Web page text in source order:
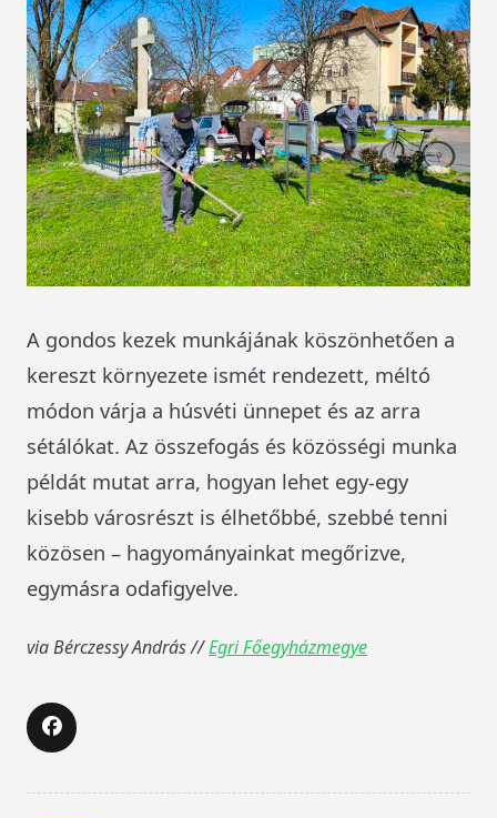
A gondos kezek munkájának köszönhetően a
kereszt környezete ismét rendezett, méltó
módon várja a húsvéti ünnepet és az arra
sétálókat. Az összefogás és közösségi munka
példát mutat arra, hogyan lehet egy-egy
kisebb városrészt is élhetőbbé, szebbé tenni
közösen – hagyományainkat megőrizve,
egymásra odafigyelve.
via Bérczessy András //Egri Főegyházmegye